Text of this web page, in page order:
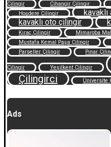
Çilingir
Cihangir Çilingir
Hoşdere Çilingir
kavaklı
kavaklı oto çilingir
Kıraç Çilingir
Mimaroba
Mustafa Kemal Paşa Çilingir
Parseller Çilingir
Pınar
Çilingir Yeşilkent Çilingir
Çilingirci Üniversite
Ads